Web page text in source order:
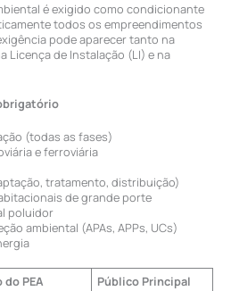
é exigido como condicionante
todos os empreendimentos
pode aparecer tanto na
Licença de Instalação (LI) e na
(todas as fases)
e ferroviária
tratamento, distribuição)
de grande porte
poluidor
ambiental (APAs, APPs, UCs)
do PEA Público Principal